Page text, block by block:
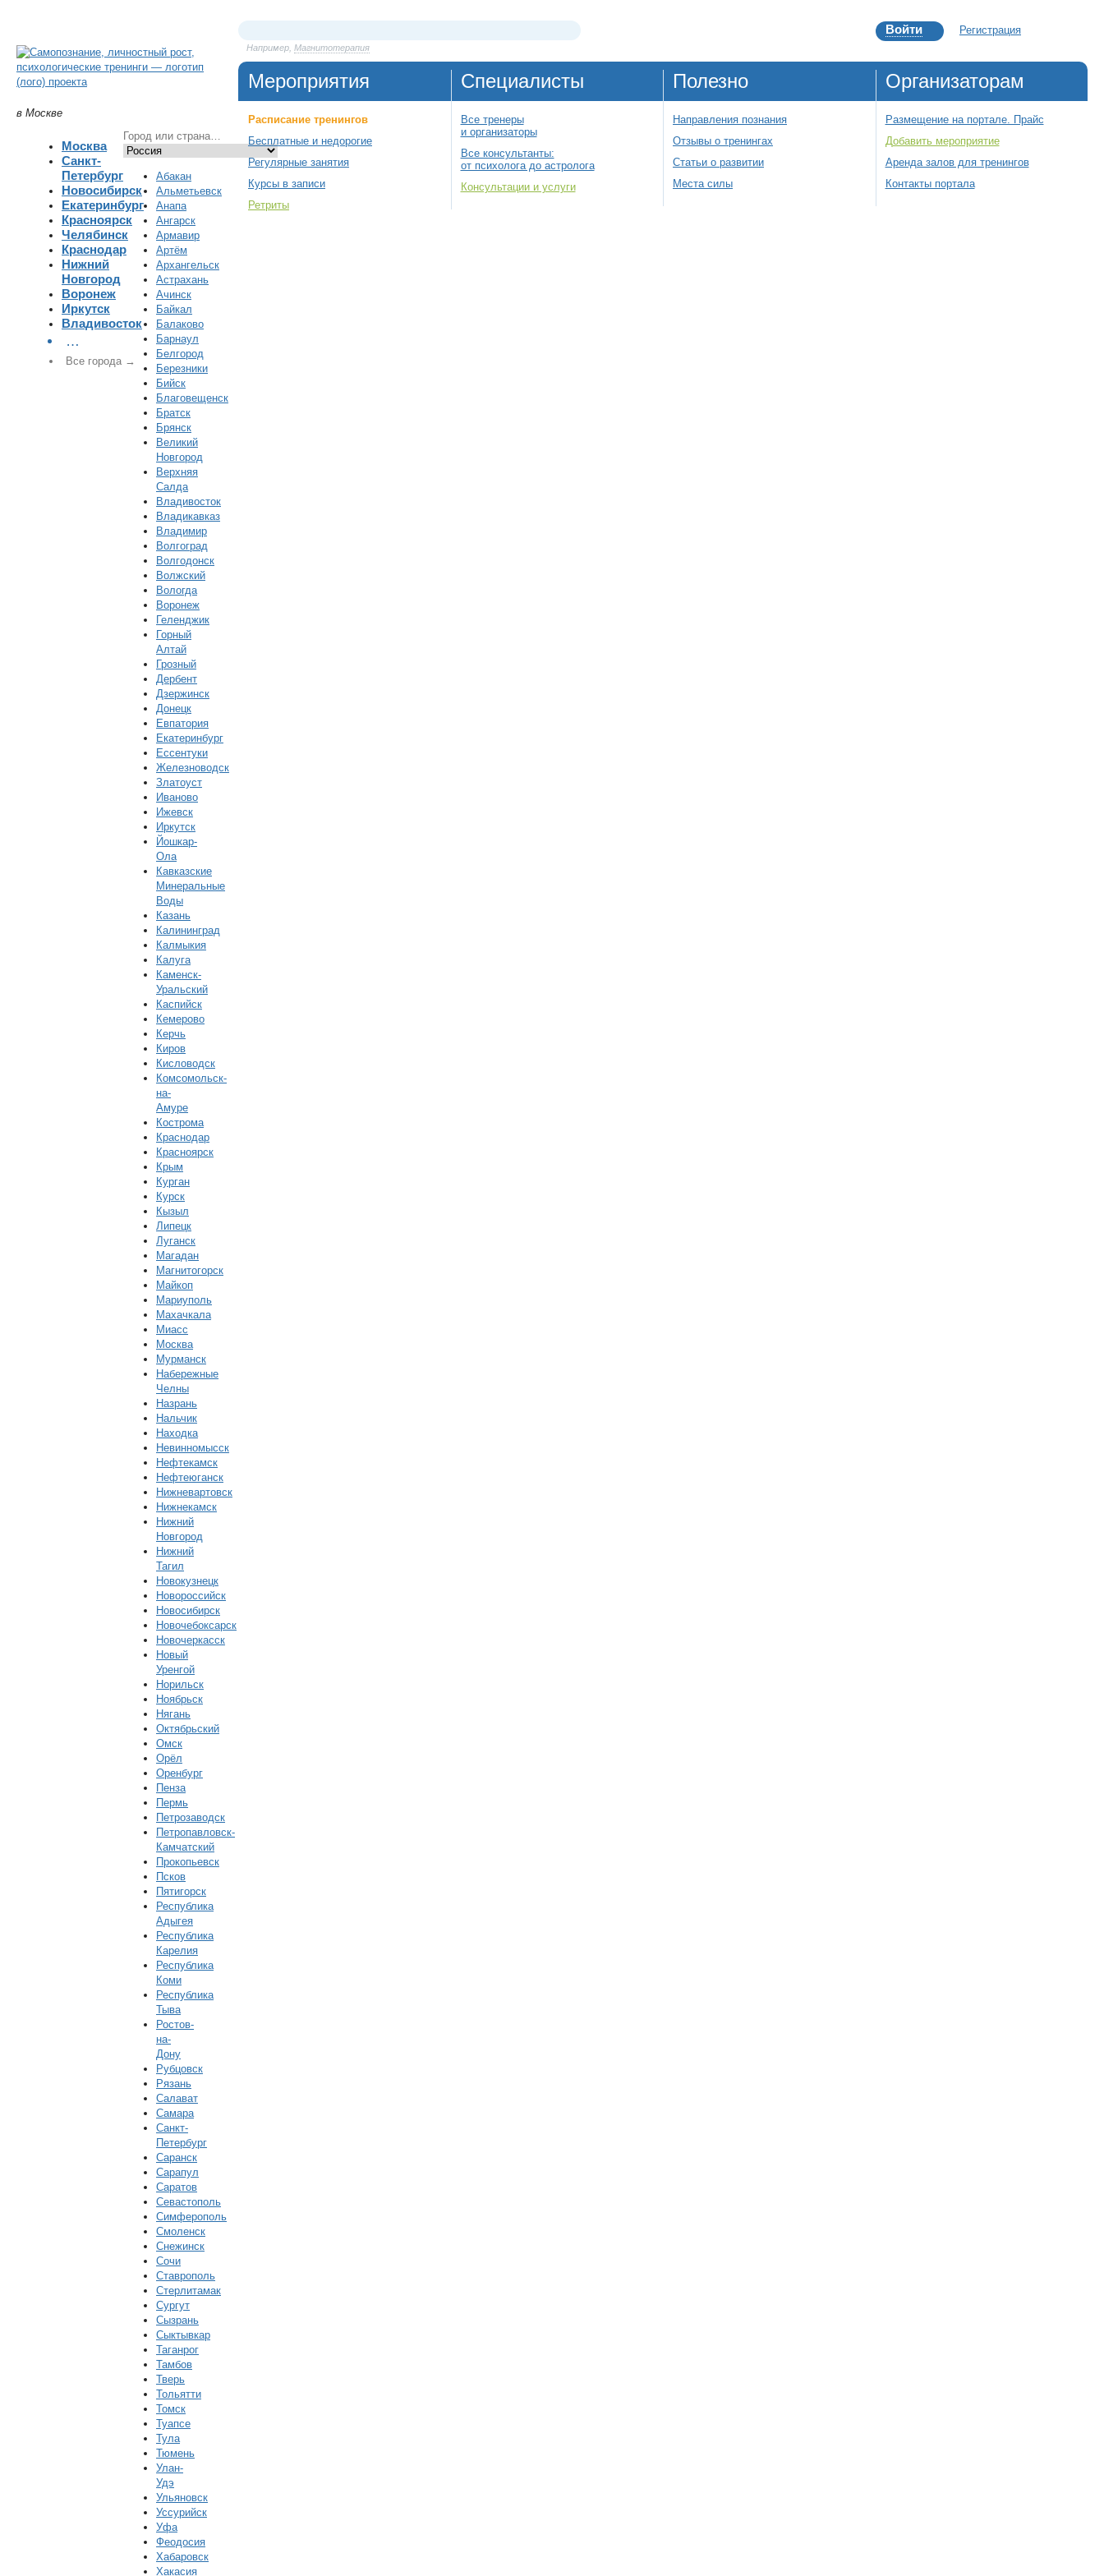
в Москве
Москва
Санкт-
Петербург
Новосибирск
Екатеринбург
Красноярск
Челябинск
Краснодар
Нижний
Новгород
Воронеж
Иркутск
Владивосток
…
Все города →
Абакан
Альметьевск
Анапа
Ангарск
Армавир
Артём
Архангельск
Астрахань
Ачинск
Байкал
Балаково
Барнаул
Белгород
Березники
Бийск
Благовещенск
Братск
Брянск
Великий
Новгород
Верхняя
Салда
Владивосток
Владикавказ
Владимир
Волгоград
Волгодонск
Волжский
Вологда
Воронеж
Геленджик
Горный
Алтай
Грозный
Дербент
Дзержинск
Донецк
Евпатория
Екатеринбург
Ессентуки
Железноводск
Златоуст
Иваново
Ижевск
Иркутск
Йошкар-
Ола
Кавказские
Минеральные
Воды
Казань
Калининград
Калмыкия
Калуга
Каменск-
Уральский
Каспийск
Кемерово
Керчь
Киров
Кисловодск
Комсомольск-
на-
Амуре
Кострома
Краснодар
Красноярск
Крым
Курган
Курск
Кызыл
Липецк
Луганск
Магадан
Магнитогорск
Майкоп
Мариуполь
Махачкала
Миасс
Москва
Мурманск
Набережные
Челны
Назрань
Нальчик
Находка
Невинномысск
Нефтекамск
Нефтеюганск
Нижневартовск
Нижнекамск
Нижний
Новгород
Нижний
Тагил
Новокузнецк
Новороссийск
Новосибирск
Новочебоксарск
Новочеркасск
Новый
Уренгой
Норильск
Ноябрьск
Нягань
Октябрьский
Омск
Орёл
Оренбург
Пенза
Пермь
Петрозаводск
Петропавловск-
Камчатский
Прокопьевск
Псков
Пятигорск
Республика
Адыгея
Республика
Карелия
Республика
Коми
Республика
Тыва
Ростов-
на-
Дону
Рубцовск
Рязань
Салават
Самара
Санкт-
Петербург
Саранск
Сарапул
Саратов
Севастополь
Симферополь
Смоленск
Снежинск
Сочи
Ставрополь
Стерлитамак
Сургут
Сызрань
Сыктывкар
Таганрог
Тамбов
Тверь
Тольятти
Томск
Туапсе
Тула
Тюмень
Улан-
Удэ
Ульяновск
Уссурийск
Уфа
Феодосия
Хабаровск
Хакасия
Например, Магнитотерапия
Войти Регистрация
Мероприятия
Расписание тренингов
Бесплатные и недорогие
Регулярные занятия
Курсы в записи
Ретриты
Специалисты
Все тренеры
и организаторы
Все консультанты:
от психолога до астролога
Консультации и услуги
Полезно
Направления познания
Отзывы о тренингах
Статьи о развитии
Места силы
Организаторам
Размещение на портале. Прайс
Добавить мероприятие
Аренда залов для тренингов
Контакты портала